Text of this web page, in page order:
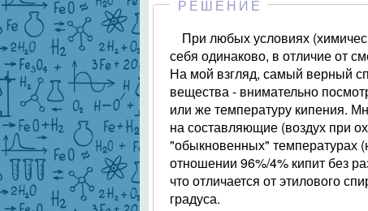
РЕШЕНИЕ
При любых условиях
себя одинаково, в отличие от
На мой взгляд, самый верный
вещества - внимательно
или же температуру кипения.
на составляющие (воздух при
"обыкновенных" температурах
отношении 96%/4% кипит без
что отличается от этилового
градуса.